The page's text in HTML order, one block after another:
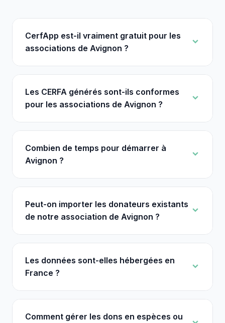
CerfApp est-il vraiment gratuit pour les
associations de Avignon ?
Les CERFA générés sont-ils conformes
pour les associations de Avignon ?
Combien de temps pour démarrer à
Avignon ?
Peut-on importer les donateurs existants
de notre association de Avignon ?
Les données sont-elles hébergées en
France ?
Comment gérer les dons en espèces ou